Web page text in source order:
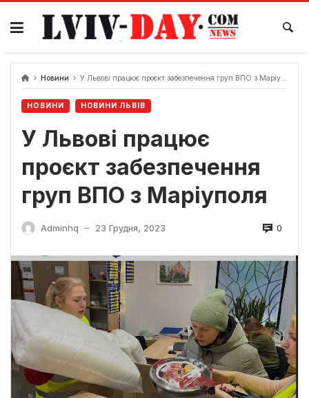
Skip
content
Новини У Львові працює проєкт забезпечення груп ВПО з Маріуполя
НОВИНИ НОВИНИ ЛЬВІВ
У Львові працює
проєкт забезпечення
груп ВПО з Маріуполя
Adminhq — 23 Грудня, 2023 0